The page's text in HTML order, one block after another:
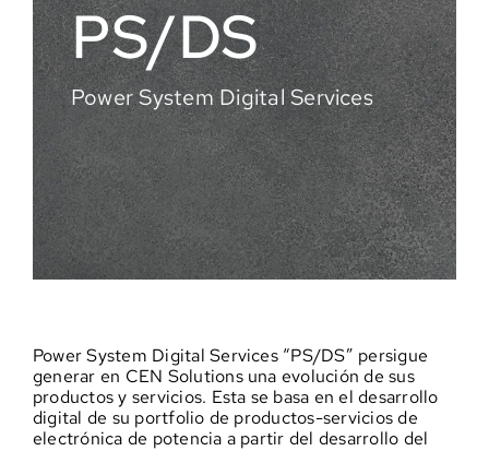
PS/DS
Power System Digital Services
Power System Digital Services “PS/DS” persigue
generar en CEN Solutions una evolución de sus
productos y servicios. Esta se basa en el desarrollo
digital de su portfolio de productos-servicios de
electrónica de potencia a partir del desarrollo del